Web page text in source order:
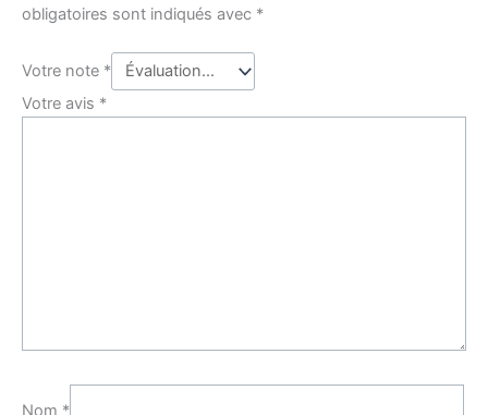
obligatoires sont indiqués avec *
Votre note *
Votre avis *
Nom *